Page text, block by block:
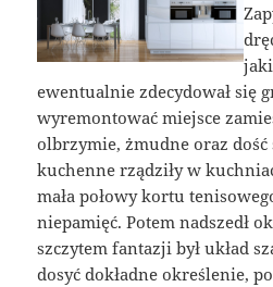
ewentualnie zdecydował się
wyremontować miejsce
olbrzymie, żmudne oraz
kuchenne rządziły w
mała połowy kortu
niepamięć. Potem nadszedł
szczytem fantazji był układ
dosyć dokładne określenie,